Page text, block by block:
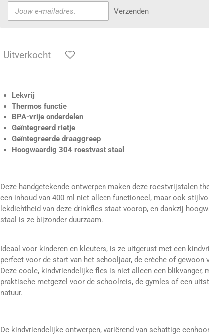
Verzenden
Uitverkocht
Lekvrij
Thermos functie
BPA-vrije onderdelen
Geïntegreerd rietje
Geïntegreerde draaggreep
Hoogwaardig 304 roestvast staal
Deze handgetekende ontwerpen maken deze roestvrijstalen
een inhoud van 400 ml niet alleen functioneel, maar ook
lekdichtheid van deze drinkfles staat voorop, en dankzij
staal is ze bijzonder duurzaam.
Ideaal voor kinderen en kleuters, is ze uitgerust met een
perfect voor de start van het schooljaar, de crèche of gewoon
Deze coole, kindvriendelijke fles is niet alleen een blikvanger,
praktische metgezel voor de schoolreis, de gymles of een
natuur.
De kindvriendelijke ontwerpen, variërend van schattige